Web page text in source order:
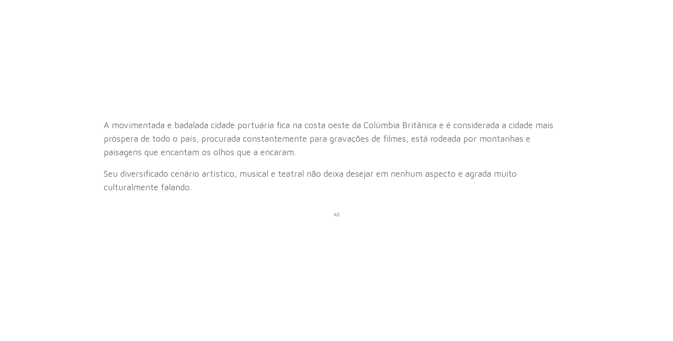
A movimentada e badalada cidade portuária fica na costa oeste da Colúmbia Britânica e é considerada a cidade mais
próspera de todo o país, procurada constantemente para gravações de filmes, está rodeada por montanhas e
paisagens que encantam os olhos que a encaram.
Seu diversificado cenário artístico, musical e teatral não deixa desejar em nenhum aspecto e agrada muito
culturalmente falando.
AD